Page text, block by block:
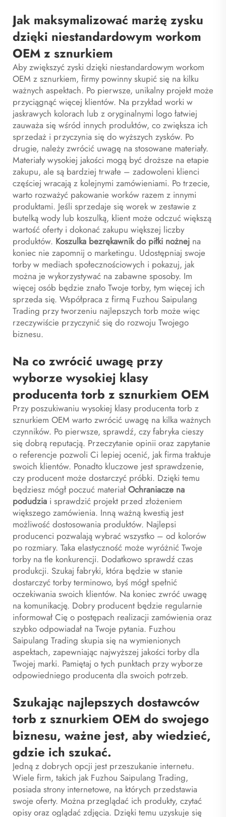
Jak maksymalizować marżę zysku
dzięki niestandardowym workom
OEM z sznurkiem
Aby zwiększyć zyski dzięki niestandardowym workom
OEM z sznurkiem, firmy powinny skupić się na kilku
ważnych aspektach. Po pierwsze, unikalny projekt może
przyciągnąć więcej klientów. Na przykład worki w
jaskrawych kolorach lub z oryginalnymi logo łatwiej
zauważa się wśród innych produktów, co zwiększa ich
sprzedaż i przyczynia się do wyższych zysków. Po
drugie, należy zwrócić uwagę na stosowane materiały.
Materiały wysokiej jakości mogą być droższe na etapie
zakupu, ale są bardziej trwałe – zadowoleni klienci
częściej wracają z kolejnymi zamówieniami. Po trzecie,
warto rozważyć pakowanie worków razem z innymi
produktami. Jeśli sprzedaje się worek w zestawie z
butelką wody lub koszulką, klient może odczuć większą
wartość oferty i dokonać zakupu większej liczby
produktów. Koszulka bezrękawnik do piłki nożnej na
koniec nie zapomnij o marketingu. Udostępniaj swoje
torby w mediach społecznościowych i pokazuj, jak
można je wykorzystywać na zabawne sposoby. Im
więcej osób będzie znało Twoje torby, tym więcej ich
sprzeda się. Współpraca z firmą Fuzhou Saipulang
Trading przy tworzeniu najlepszych torb może więc
rzeczywiście przyczynić się do rozwoju Twojego
biznesu.
Na co zwrócić uwagę przy
wyborze wysokiej klasy
producenta torb z sznurkiem OEM
Przy poszukiwaniu wysokiej klasy producenta torb z
sznurkiem OEM warto zwrócić uwagę na kilka ważnych
czynników. Po pierwsze, sprawdź, czy fabryka cieszy
się dobrą reputacją. Przeczytanie opinii oraz zapytanie
o referencje pozwoli Ci lepiej ocenić, jak firma traktuje
swoich klientów. Ponadto kluczowe jest sprawdzenie,
czy producent może dostarczyć próbki. Dzięki temu
będziesz mógł poczuć materiałOchraniacze na
podudzia i sprawdzić projekt przed złożeniem
większego zamówienia. Inną ważną kwestią jest
możliwość dostosowania produktów. Najlepsi
producenci pozwalają wybrać wszystko – od kolorów
po rozmiary. Taka elastyczność może wyróżnić Twoje
torby na tle konkurencji. Dodatkowo sprawdź czas
produkcji. Szukaj fabryki, która będzie w stanie
dostarczyć torby terminowo, byś mógł spełnić
oczekiwania swoich klientów. Na koniec zwróć uwagę
na komunikację. Dobry producent będzie regularnie
informował Cię o postępach realizacji zamówienia oraz
szybko odpowiadał na Twoje pytania. Fuzhou
Saipulang Trading skupia się na wymienionych
aspektach, zapewniając najwyższej jakości torby dla
Twojej marki. Pamiętaj o tych punktach przy wyborze
odpowiedniego producenta dla swoich potrzeb.
Szukając najlepszych dostawców
torb z sznurkiem OEM do swojego
biznesu, ważne jest, aby wiedzieć,
gdzie ich szukać.
Jedną z dobrych opcji jest przeszukanie internetu.
Wiele firm, takich jak Fuzhou Saipulang Trading,
posiada strony internetowe, na których przedstawia
swoje oferty. Można przeglądać ich produkty, czytać
opisy oraz oglądać zdjęcia. Dzięki temu uzyskuje się